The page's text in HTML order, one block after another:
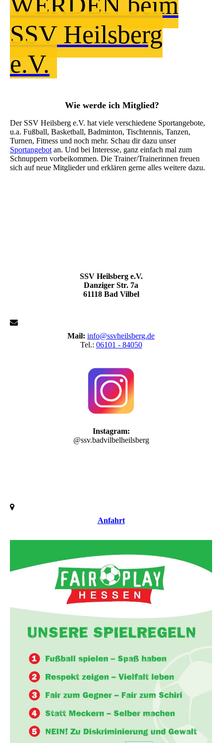
SSV Heilsberg
e.V.
Wie werde ich Mitglied?
Der SSV Heilsberg e.V. hat viele verschiedene Sportangebote,
u.a. Fußball, Basketball, Badminton, Tischtennis, Tanzen,
Turnen, Fitness und noch mehr. Schau dir dazu unser
Sportangebot an. Und bei Interesse, ganz einfach mal zum
Schnuppern vorbeikommen. Die Trainer/Trainerinnen freuen
sich auf neue Mitglieder und erklären gerne alles weitere dazu.
SSV Heilsberg e.V.
Danziger Str. 7a
61118 Bad Vilbel
Mail: info@ssvheilsberg.de
Tel.: 06101 - 84050
Instagram:
@ssv.badvilbelheilsberg
Anfahrt